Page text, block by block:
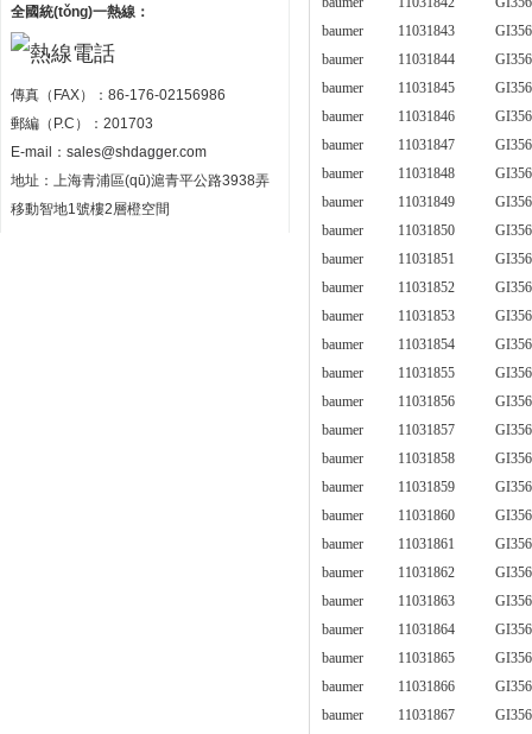
全國統(tǒng)一熱線：
傳真（FAX）：86-176-02156986
郵編（P.C）：201703
E-mail： sales@shdagger.com
地址：上海青浦區(qū)滬青平公路3938弄
移動智地1號樓2層橙空間
baumer
11031843
baumer
11031844
baumer
11031845
baumer
11031846
baumer
11031847
baumer
11031848
baumer
11031849
baumer
11031850
baumer
11031851
baumer
11031852
baumer
11031853
baumer
11031854
baumer
11031855
baumer
11031856
baumer
11031857
baumer
11031858
baumer
11031859
baumer
11031860
baumer
11031861
baumer
11031862
baumer
11031863
baumer
11031864
baumer
11031865
baumer
11031866
baumer
11031867